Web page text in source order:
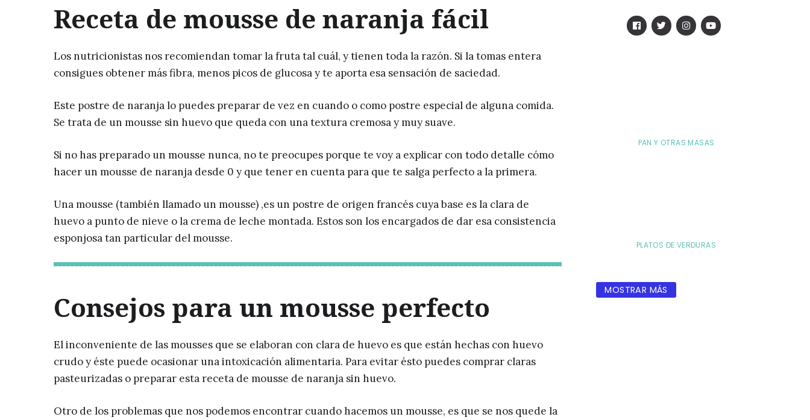
Receta de mousse de naranja fácil
Los nutricionistas nos recomiendan tomar la fruta tal cuál, y tienen toda la razón. Si la tomas entera
consigues obtener más fibra, menos picos de glucosa y te aporta esa sensación de saciedad.
Este postre de naranja lo puedes preparar de vez en cuando o como postre especial de alguna comida.
Se trata de un mousse sin huevo que queda con una textura cremosa y muy suave.
Si no has preparado un mousse nunca, no te preocupes porque te voy a explicar con todo detalle cómo
hacer un mousse de naranja desde 0 y que tener en cuenta para que te salga perfecto a la primera.
Una mousse (también llamado un mousse) ,es un postre de origen francés cuya base es la clara de
huevo a punto de nieve o la crema de leche montada. Estos son los encargados de dar esa consistencia
esponjosa tan particular del mousse.
Consejos para un mousse perfecto
El inconveniente de las mousses que se elaboran con clara de huevo es que están hechas con huevo
crudo y éste puede ocasionar una intoxicación alimentaria. Para evitar ésto puedes comprar claras
pasteurizadas o preparar esta receta de mousse de naranja sin huevo.
Otro de los problemas que nos podemos encontrar cuando hacemos un mousse, es que se nos quede la
PAN Y OTRAS MASAS
PLATOS DE VERDURAS
MOSTRAR MÁS